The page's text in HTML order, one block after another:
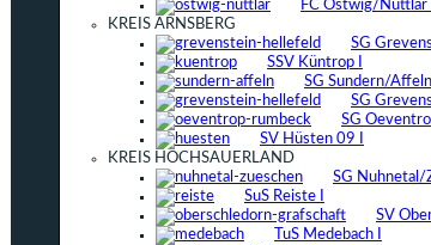
FC Ostwig/Nuttlar I
KREIS ARNSBERG
SG
SSV Küntrop I
SG Sundern/Affeln
SG
SG
SV Hüsten 09 I
KREIS HOCHSAUERLAND
SG Nuhnetal/
SuS Reiste I
SV
TuS Medebach I